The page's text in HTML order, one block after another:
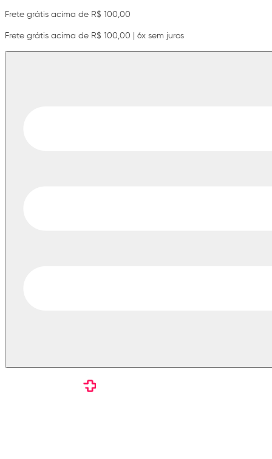
Frete grátis acima de R$ 100,00
Frete grátis acima de R$ 100,00 | 6x sem juros